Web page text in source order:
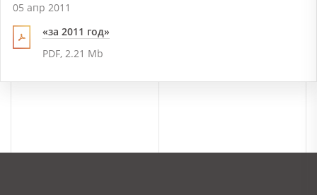
05 апр 2011
«за 2011 год»
PDF, 2.21 Mb